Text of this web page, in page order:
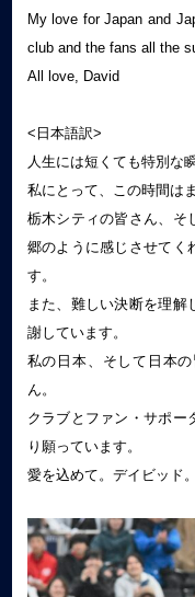
My love for Japan and
club and the fans all the
All love, David
<日本語訳>
人生には短くても特別な
私にとって、この時間は
栃木シティの皆さん、そ
郷のように感じさせてく
す。
また、難しい決断を理
謝しています。
私の日本、そして日本
ん。
クラブとファン・サポー
り願っています。
愛を込めて。デイビッド。